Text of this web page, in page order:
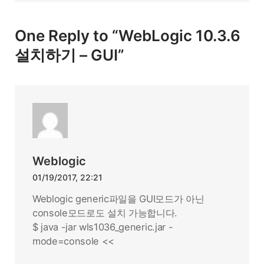
One Reply to “WebLogic 10.3.6
설치하기 – GUI”
Weblogic
01/19/2017, 22:21
Weblogic generic파일을 GUI모드가 아닌
console모드로도 설치 가능합니다.
$ java -jar wls1036_generic.jar -
mode=console <<